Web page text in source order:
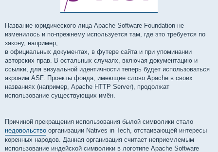
Название юридического лица Apache Software Foundation не
изменилось и по-прежнему используется там, где это требуется по
закону, например,
в официальных документах, в футере сайта и при упоминании
авторских прав. В остальных случаях, включая документацию и
ссылки, для визуальной идентичности теперь будет использоваться
акроним ASF. Проекты фонда, имеющие слово Apache в своих
названиях (например, Apache HTTP Server), продолжат
использование существующих имён.
Причиной прекращения использования былой символики стало
недовольство организации Natives in Tech, отстаивающей интересы
коренных народов. Данная организация считает неприемлемым
использование индейской символики в логотипе Apache Software